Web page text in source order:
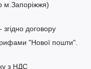
м.Запоріжжя)
договору
"Нової пошти".
з НДС